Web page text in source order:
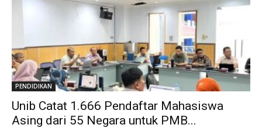
PENDIDIKAN
Unib Catat 1.666 Pendaftar Mahasiswa
Asing dari 55 Negara untuk PMB...